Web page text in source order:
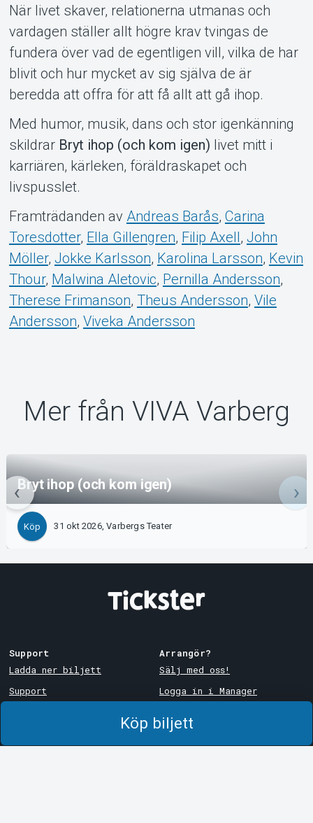
Köp biljett
När livet skaver, relationerna utmanas och
vardagen ställer allt högre krav tvingas de
fundera över vad de egentligen vill, vilka de har
blivit och hur mycket av sig själva de är
beredda att offra för att få allt att gå ihop.
Med humor, musik, dans och stor igenkänning
skildrar Bryt ihop (och kom igen) livet mitt i
karriären, kärleken, föräldraskapet och
livspusslet.
Framträdanden av Andreas Barås, Carina
Toresdotter, Ella Gillengren, Filip Axell, John
Möller, Jokke Karlsson, Karolina Larsson, Kevin
Thour, Malwina Aletovic, Pernilla Andersson,
Therese Frimanson, Theus Andersson, Vile
Andersson, Viveka Andersson
Mer från VIVA Varberg
Bryt ihop (och kom igen)
Köp 31 okt 2026, Varbergs Teater
Support
Ladda ner biljett
Support
Arrangör?
Sälj med oss!
Logga in i Manager